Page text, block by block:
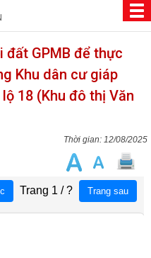
đất GPMB để thực
Khu dân cư giáp
18 (Khu đô thị Văn
12/08/2025